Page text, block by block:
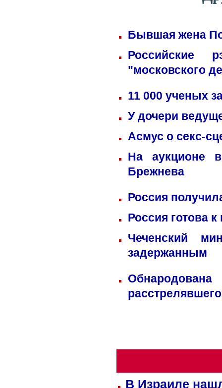
Бывшая жена
Российские
"московского
11 000 ученых
У дочери
Асмус о секс-
На аукционе
Брежнева
Россия
Россия готова
Чеченский
задержанным
В Израиле